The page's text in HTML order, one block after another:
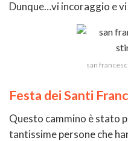
Dunque…vi incoraggio e
san
Festa dei Santi
Questo cammino è stato
tantissime persone che